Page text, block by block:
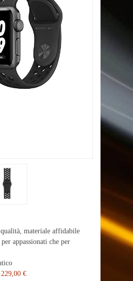
materiale affidabile
appassionati che per
€